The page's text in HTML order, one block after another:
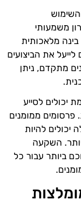
משמעותי
בינה מלאכותית
את הביצועים
מתקדם, ניתן
יכולים לסייע
פרסומים ממומנים
להיות
יותר. השקעה
ביותר עבור כל